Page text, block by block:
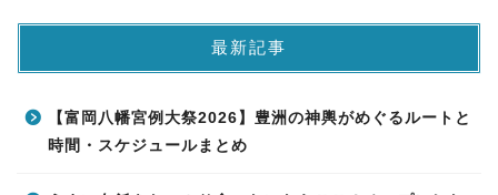
最新記事
【富岡八幡宮例大祭2026】豊洲の神輿がめぐるルートと
時間・スケジュールまとめ